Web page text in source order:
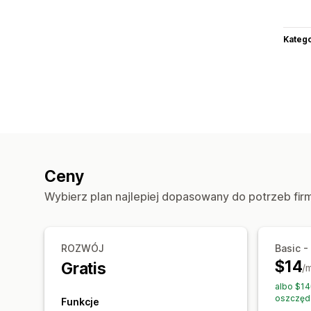
Ceny
Wybierz plan najlepiej dopasowany do potrzeb
ROZWÓJ
Gratis
Funkcje
Basic -
$14/
albo